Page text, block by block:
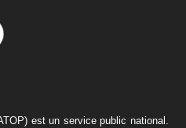
est un service public national.